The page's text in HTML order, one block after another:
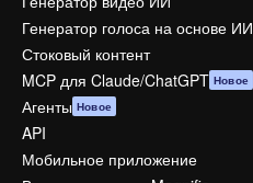
Генератор голоса на основе ИИ
Стоковый контент
MCP для Claude/ChatGPT Новое
Агенты Новое
API
Мобильное приложение